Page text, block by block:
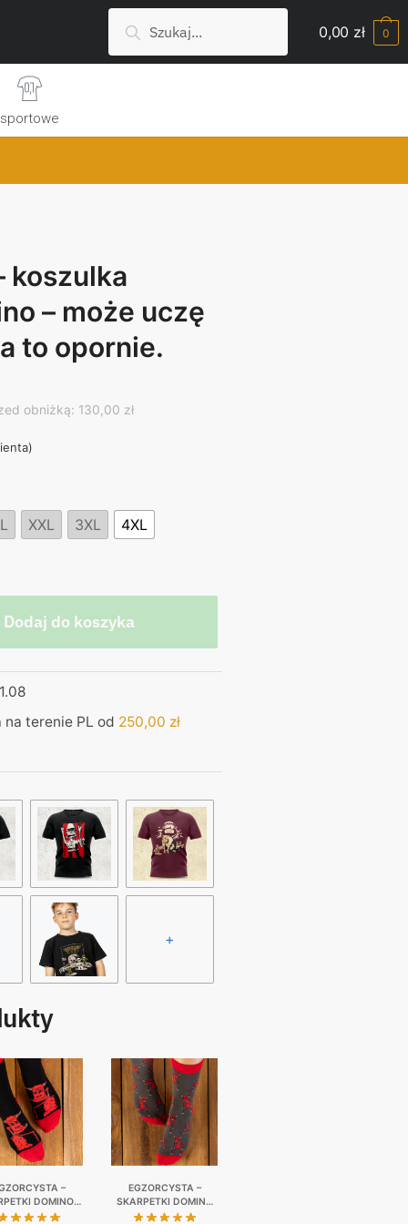
0,00 zł 0
Search
sportowe
koszulka
– może uczę
to opornie.
obniżką: 130,00 zł
XXL 3XL 4XL
Dodaj do koszyka
terenie PL od 250,00 zł
+
–
DOMINO |
BIEDO
EGZORCYSTA –
SKARPETKI DOMINO
01